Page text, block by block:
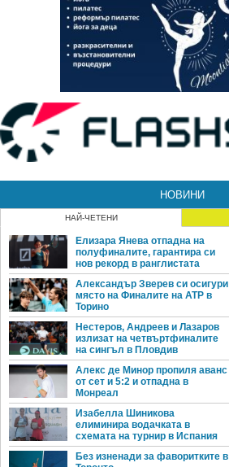
НОВИНИ
НАЙ-ЧЕТЕНИ
Елизара Янева отпадна на
полуфиналите, гарантира си
нов рекорд в ранглистата
Александър Зверев си осигури
място на Финалите на ATP в
Торино
Нестеров, Андреев и Лазаров
излизат на четвъртфиналите
на сингъл в Пловдив
Алекс де Минор пропиля аванс
от сет и 5:2 и отпадна в
Монреал
Изабелла Шиникова
елиминира водачката в
схемата на турнир в Испания
Без изненади за фаворитките в